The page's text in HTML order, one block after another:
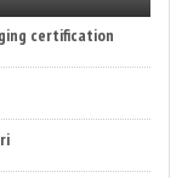
certification